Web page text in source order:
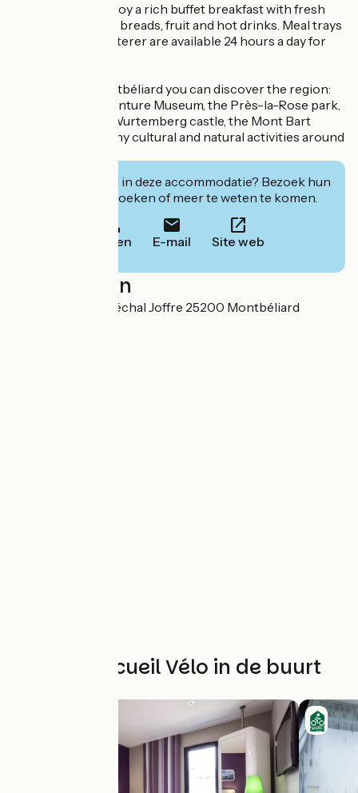
Each morning, enjoy a rich buffet breakfast with fresh
produce, pastries, breads, fruit and hot drinks. Meal trays
made by a local caterer are available 24 hours a day for
At the Kyriad Montbéliard you can discover the region:
the Peugeot Adventure Museum, the Près-la-Rose park,
the Montbéliard Wurtemberg castle, the Mont Bart
footpaths and many cultural and natural activities around
Geïnteresseerd in deze accommodatie? Bezoek hun
website om te boeken of meer te weten te komen.
Bellen E-mail Site web
Localisation
34 avenue du Maréchal Joffre 25200 Montbéliard
Andere Accueil Vélo in de buurt